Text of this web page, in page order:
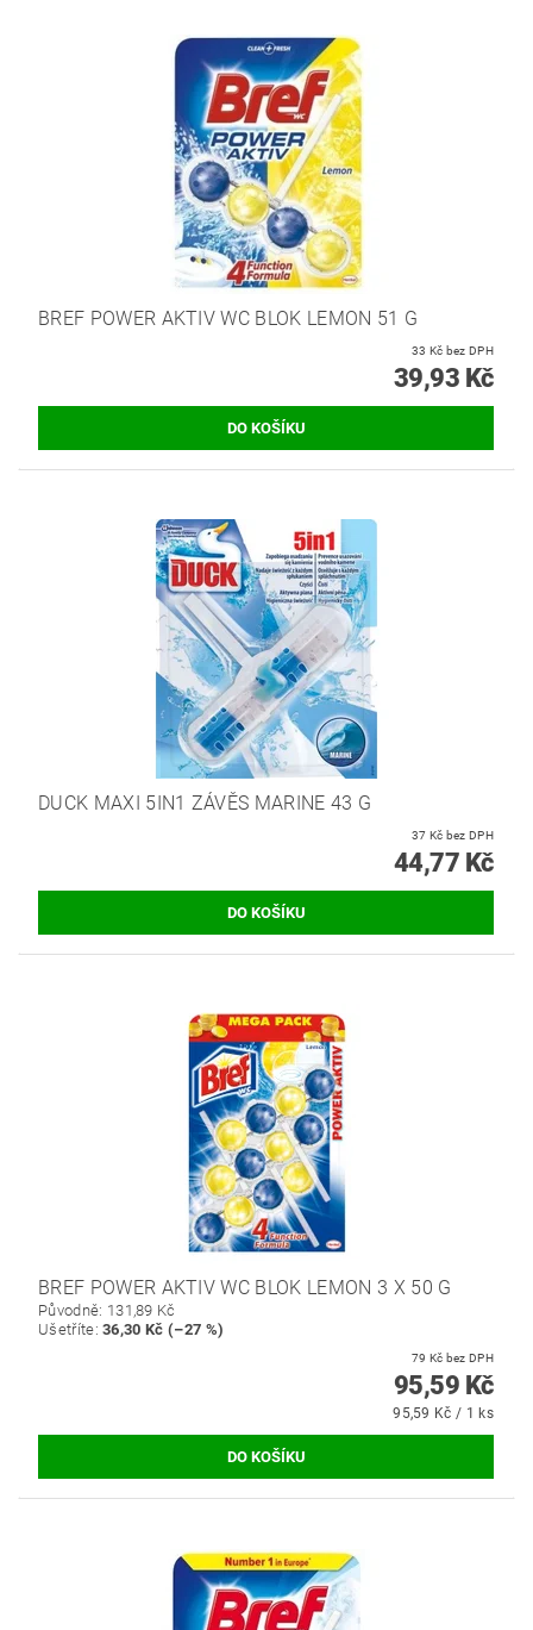
BREF POWER AKTIV WC BLOK LEMON 51 G
33 Kč bez DPH
39,93 Kč
DUCK MAXI 5IN1 ZÁVĚS MARINE 43 G
37 Kč bez DPH
44,77 Kč
BREF POWER AKTIV WC BLOK LEMON 3 X 50 G
Původně: 131,89 Kč
Ušetříte:36,30 Kč (–27 %)
79 Kč bez DPH
95,59 Kč
95,59 Kč / 1 ks